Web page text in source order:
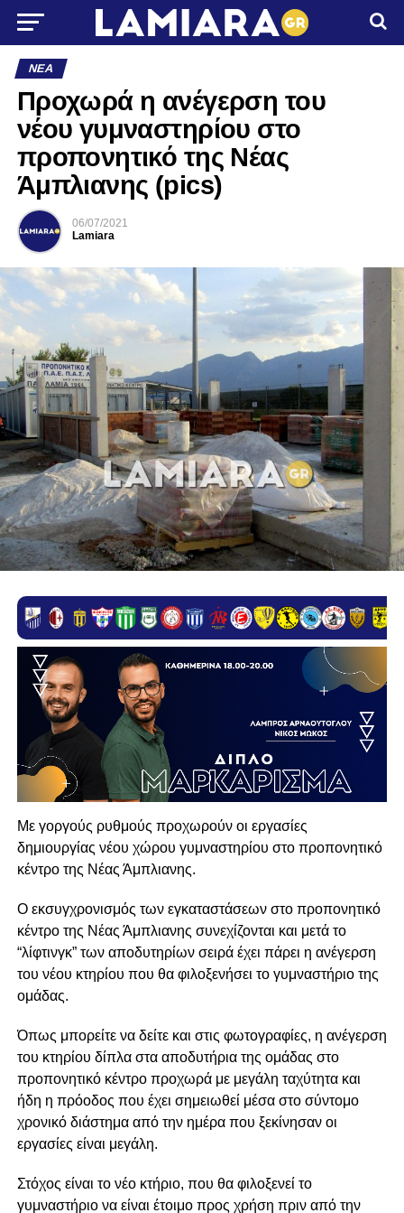
ΝΈΑ
Προχωρά η ανέγερση του
νέου γυμναστηρίου στο
προπονητικό της Νέας
Άμπλιανης (pics)
06/07/2021
Lamiara
Με γοργούς ρυθμούς προχωρούν οι εργασίες
δημιουργίας νέου χώρου γυμναστηρίου στο προπονητικό
κέντρο της Νέας Άμπλιανης.
Ο εκσυγχρονισμός των εγκαταστάσεων στο προπονητικό
κέντρο της Νέας Άμπλιανης συνεχίζονται και μετά το
“λίφτινγκ” των αποδυτηρίων σειρά έχει πάρει η ανέγερση
του νέου κτηρίου που θα φιλοξενήσει το γυμναστήριο της
ομάδας.
Όπως μπορείτε να δείτε και στις φωτογραφίες, η ανέγερση
του κτηρίου δίπλα στα αποδυτήρια της ομάδας στο
προπονητικό κέντρο προχωρά με μεγάλη ταχύτητα και
ήδη η πρόοδος που έχει σημειωθεί μέσα στο σύντομο
χρονικό διάστημα από την ημέρα που ξεκίνησαν οι
εργασίες είναι μεγάλη.
Στόχος είναι το νέο κτήριο, που θα φιλοξενεί το
γυμναστήριο να είναι έτοιμο προς χρήση πριν από την